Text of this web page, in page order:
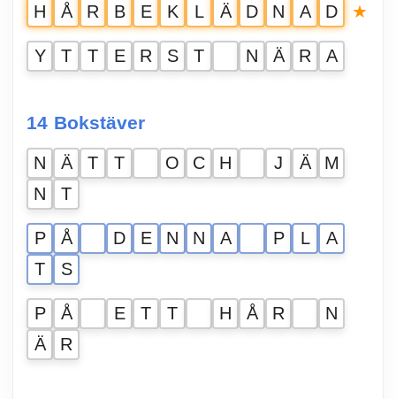
H Å R B E K L Ä D N A D ★
Y T T E R S T N Ä R A
14 Bokstäver
N Ä T T O C H J Ä
M
N
T
P Å D E N N A P L
A
T
S
P Å E T T H Å R
N
Ä
R